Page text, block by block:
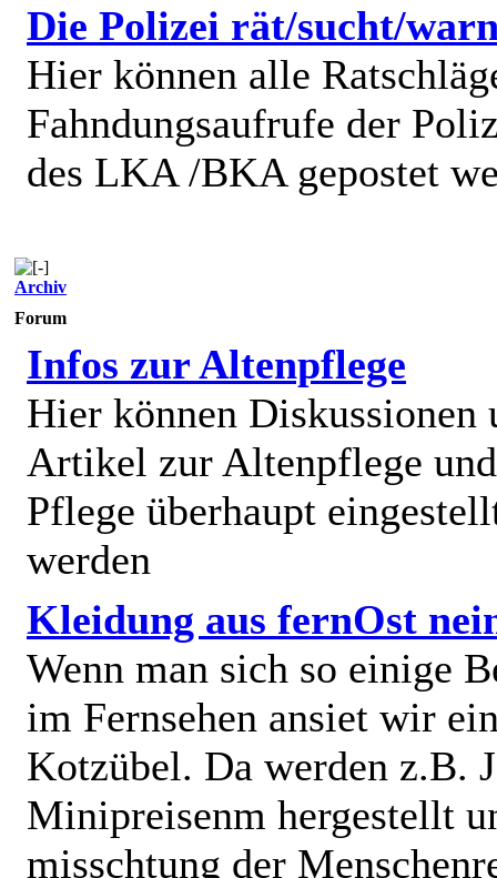
Die Polizei rät/sucht/
Hier können alle
Fahndungsaufrufe der
des LKA /BKA gepostet
Archiv
Forum
Infos zur Altenpflege
Hier können Diskussionen
Artikel zur Altenpflege
Pflege überhaupt
werden
Kleidung aus fernOst
Wenn man sich so einige
im Fernsehen ansiet wir
Kotzübel. Da werden z.B.
Minipreisenm hergestellt
misschtung der